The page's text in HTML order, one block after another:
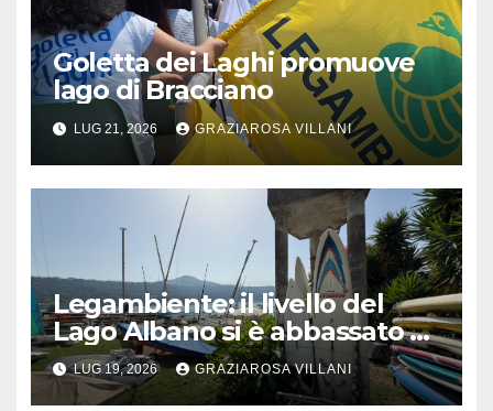
Goletta dei Laghi promuove
lago di Bracciano
LUG 21, 2026 GRAZIAROSA VILLANI
Legambiente: il livello del
Lago Albano si è abbassato di
circa 7,5 metri
LUG 19, 2026 GRAZIAROSA VILLANI